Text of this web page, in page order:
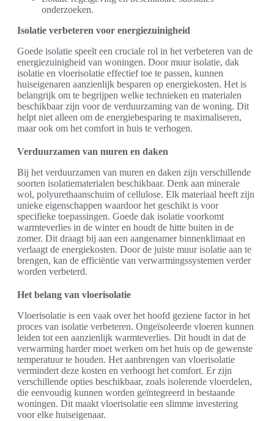
onderzoeken.
Isolatie verbeteren voor energiezuinigheid
Goede isolatie speelt een cruciale rol in het verbeteren van de
energiezuinigheid van woningen. Door muur isolatie, dak
isolatie en vloerisolatie effectief toe te passen, kunnen
huiseigenaren aanzienlijk besparen op energiekosten. Het is
belangrijk om te begrijpen welke technieken en materialen
beschikbaar zijn voor de verduurzaming van de woning. Dit
helpt niet alleen om de energiebesparing te maximaliseren,
maar ook om het comfort in huis te verhogen.
Verduurzamen van muren en daken
Bij het verduurzamen van muren en daken zijn verschillende
soorten isolatiematerialen beschikbaar. Denk aan minerale
wol, polyurethaanschuim of cellulose. Elk materiaal heeft zijn
unieke eigenschappen waardoor het geschikt is voor
specifieke toepassingen. Goede dak isolatie voorkomt
warmteverlies in de winter en houdt de hitte buiten in de
zomer. Dit draagt bij aan een aangenamer binnenklimaat en
verlaagt de energiekosten. Door de juiste muur isolatie aan te
brengen, kan de efficiëntie van verwarmingssystemen verder
worden verbeterd.
Het belang van vloerisolatie
Vloerisolatie is een vaak over het hoofd geziene factor in het
proces van isolatie verbeteren. Ongeïsoleerde vloeren kunnen
leiden tot een aanzienlijk warmteverlies. Dit houdt in dat de
verwarming harder moet werken om het huis op de gewenste
temperatuur te houden. Het aanbrengen van vloerisolatie
vermindert deze kosten en verhoogt het comfort. Er zijn
verschillende opties beschikbaar, zoals isolerende vloerdelen,
die eenvoudig kunnen worden geïntegreerd in bestaande
woningen. Dit maakt vloerisolatie een slimme investering
voor elke huiseigenaar.